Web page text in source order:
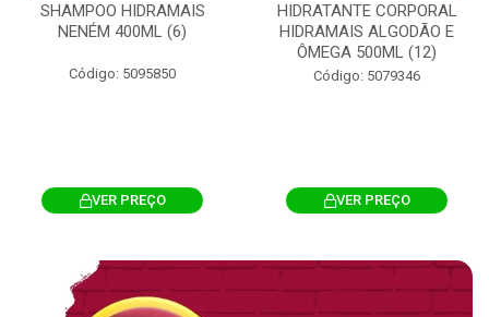
SHAMPOO HIDRAMAIS
NENÉM 400ML (6)
Código: 5095850
VER PREÇO
HIDRATANTE CORPORAL
HIDRAMAIS ALGODÃO E
ÔMEGA 500ML (12)
Código: 5079346
VER PREÇO